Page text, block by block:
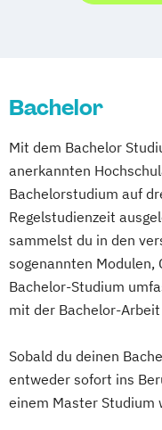
Bachelor
Mit dem Bachelor
anerkannten
Bachelorstudium auf
Regelstudienzeit
sammelst du in den
sogenannten Modulen,
Bachelor-Studium
mit der Bachelor-Arbeit
Sobald du deinen
entweder sofort ins
einem Master Studium